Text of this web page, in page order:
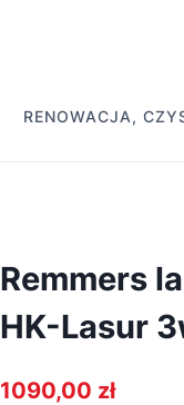
RENOWACJA,
Remmers
HK-Lasur
1090,00 zł